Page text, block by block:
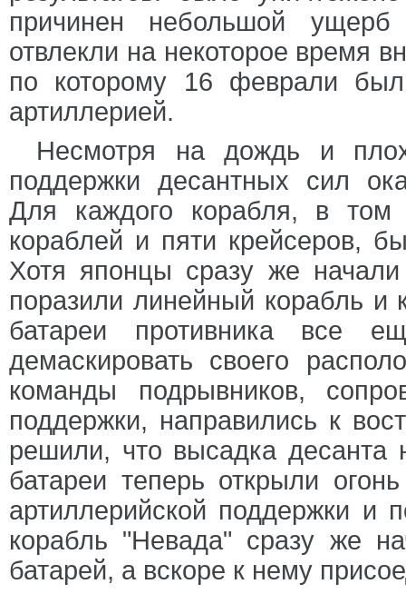
причинен небольшой
отвлекли на некоторое время
по которому 16 феврали был
артиллерией.
Несмотря на дождь и
поддержки десантных сил
Для каждого корабля, в
кораблей и пяти крейсеров,
Хотя японцы сразу же
поразили линейный корабль
батареи противника все
демаскировать своего
команды подрывников,
поддержки, направились к
решили, что высадка десанта
батареи теперь открыли
артиллерийской поддержки
корабль "Невада" сразу же
батарей, а вскоре к нему